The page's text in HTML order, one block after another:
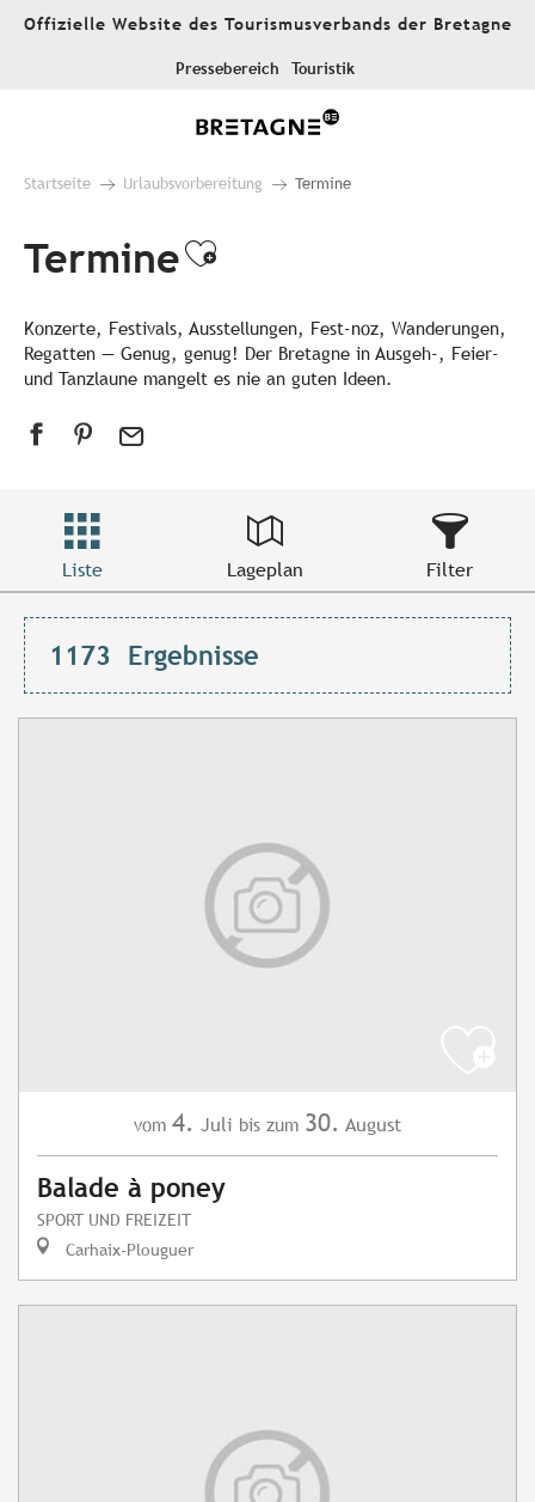
AllerOffizielle Website des Tourismusverbands der Bretagne
Pressebereich Touristik
Startseite Urlaubsvorbereitung Termine
TermineAjouter aux
Konzerte, Festivals, Ausstellungen, Fest-noz, Wanderungen,
Regatten — Genug, genug! Der Bretagne in Ausgeh-, Feier-
und Tanzlaune mangelt es nie an guten Ideen.
Liste Lageplan Filter
1173 Ergebnisse
vom 4. Juli bis zum 30. August
Balade à poney
SPORT UND FREIZEIT
Carhaix-Plouguer